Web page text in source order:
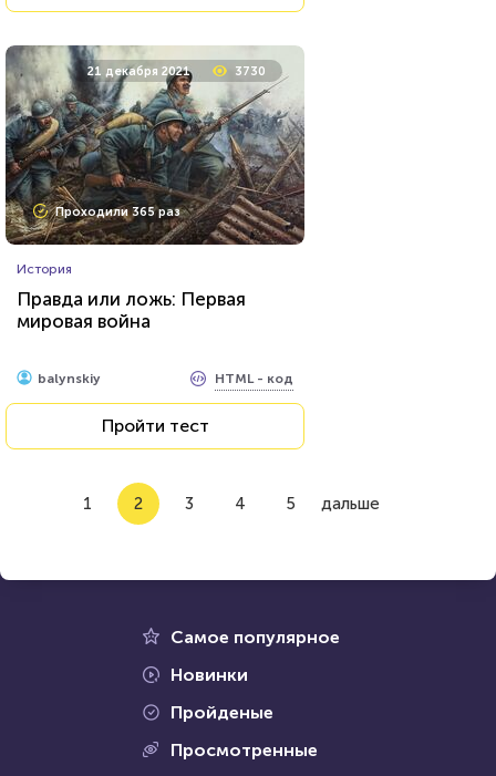
21 декабря 2021 3730
Проходили 365 раз
История
Правда или ложь: Первая
мировая война
balynskiy HTML - код
Пройти тест
1 2 3 4 5 дальше
Самое популярное
Новинки
Пройденые
Просмотренные